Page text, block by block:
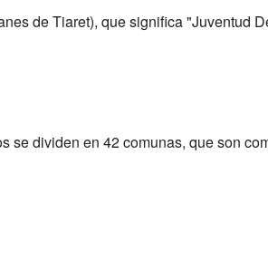
de Tiaret), que significa "Juventud
se dividen en 42 comunas, que son